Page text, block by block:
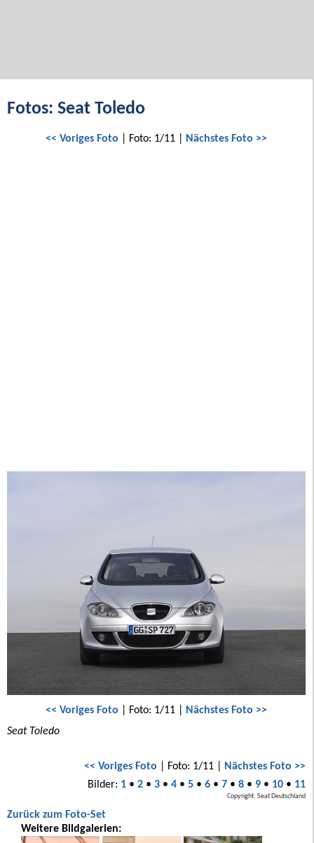
Fotos: Seat Toledo
<< Voriges Foto | Foto: 1/11 | Nächstes Foto >>
<< Voriges Foto | Foto: 1/11 | Nächstes Foto >>
Seat Toledo
<< Voriges Foto | Foto: 1/11 | Nächstes Foto >>
Bilder: 1• 2• 3• 4• 5• 6• 7• 8• 9• 10• 11
Copyright: Seat Deutschland
Zurück zum Foto-Set
Weitere Bildgalerien: